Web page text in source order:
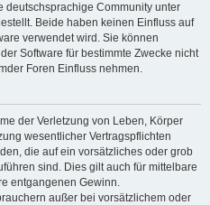
deutschsprachige Community unter
Beide haben keinen Einfluss auf
verwendet wird. Sie können
Software für bestimmte Zwecke nicht
Foren Einfluss nehmen.
der Verletzung von Leben, Körper
wesentlicher Vertragspflichten
die auf ein vorsätzliches oder grob
sind. Dies gilt auch für mittelbare
entgangenen Gewinn.
außer bei vorsätzlichem oder